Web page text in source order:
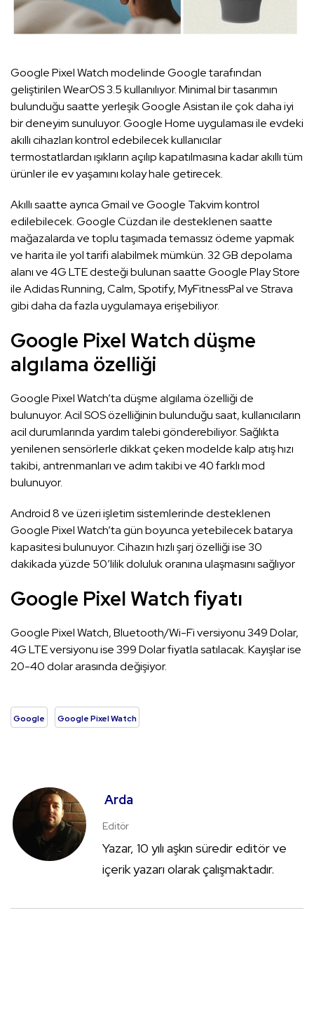
Google Pixel Watch modelinde Google tarafından
geliştirilen WearOS 3.5 kullanılıyor. Minimal bir tasarımın
bulunduğu saatte yerleşik Google Asistan ile çok daha iyi
bir deneyim sunuluyor. Google Home uygulaması ile evdeki
akıllı cihazları kontrol edebilecek kullanıcılar
termostatlardan ışıkların açılıp kapatılmasına kadar akıllı tüm
ürünler ile ev yaşamını kolay hale getirecek.
Akıllı saatte ayrıca Gmail ve Google Takvim kontrol
edilebilecek. Google Cüzdan ile desteklenen saatte
mağazalarda ve toplu taşımada temassız ödeme yapmak
ve harita ile yol tarifi alabilmek mümkün. 32 GB depolama
alanı ve 4G LTE desteği bulunan saatte Google Play Store
ile Adidas Running, Calm, Spotify, MyFitnessPal ve Strava
gibi daha da fazla uygulamaya erişebiliyor.
Google Pixel Watch düşme
algılama özelliği
Google Pixel Watch’ta düşme algılama özelliği de
bulunuyor. Acil SOS özelliğinin bulunduğu saat, kullanıcıların
acil durumlarında yardım talebi gönderebiliyor. Sağlıkta
yenilenen sensörlerle dikkat çeken modelde kalp atış hızı
takibi, antrenmanları ve adım takibi ve 40 farklı mod
bulunuyor.
Android 8 ve üzeri işletim sistemlerinde desteklenen
Google Pixel Watch’ta gün boyunca yetebilecek batarya
kapasitesi bulunuyor. Cihazın hızlı şarj özelliği ise 30
dakikada yüzde 50’lilik doluluk oranına ulaşmasını sağlıyor
Google Pixel Watch fiyatı
Google Pixel Watch, Bluetooth/Wi-Fi versiyonu 349 Dolar,
4G LTE versiyonu ise 399 Dolar fiyatla satılacak. Kayışlar ise
20-40 dolar arasında değişiyor.
Google Google Pixel Watch
Arda
Editör
Yazar, 10 yılı aşkın süredir editör ve
içerik yazarı olarak çalışmaktadır.